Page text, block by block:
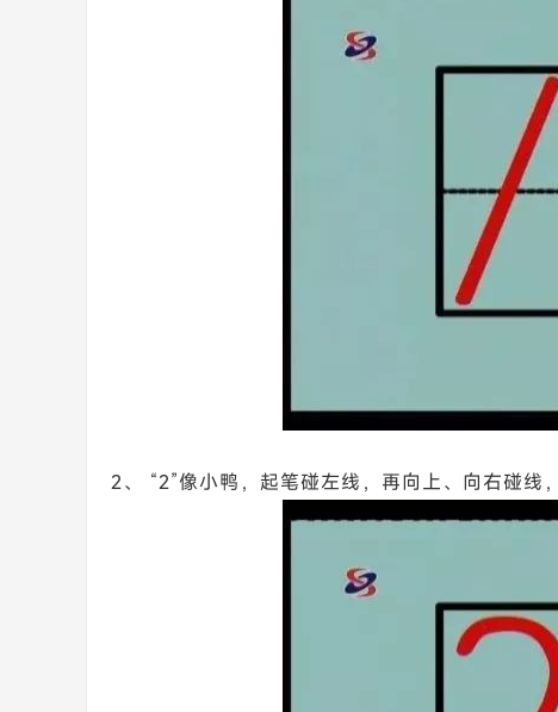
2、 “2”像小鸭，起笔碰左线，再向上、向右碰线